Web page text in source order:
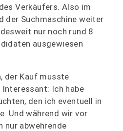
Verkäufers. Also im
der Suchmaschine weiter
nur noch rund 8
ausgewiesen
der Kauf musste
Ich habe
den ich eventuell in
Und während wir vor
nur abwehrende